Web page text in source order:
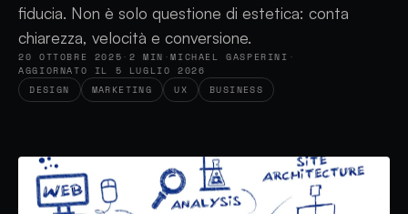
fiducia. Non è solo questione di estetica: conta
chiarezza, velocità e conversione.
20 OTTOBRE 2025 · 2 MIN ·MICHAEL GASPERINI ·
AGGIORNATO IL 5 LUGLIO 2026
DESIGN
MARKETING UX BUSINESS